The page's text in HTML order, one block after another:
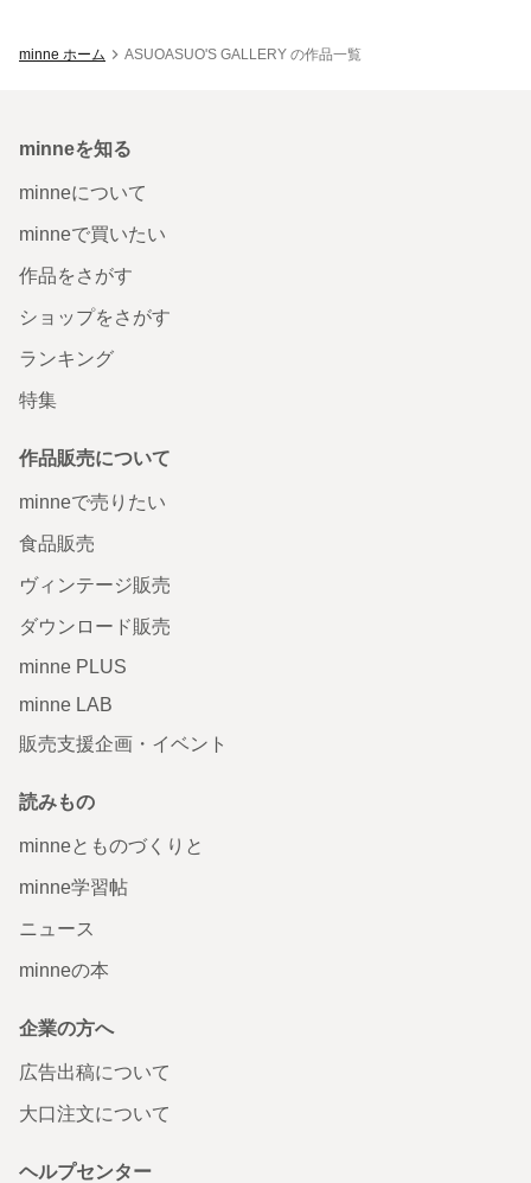
minne ホーム ASUOASUO'S GALLERY の作品一覧
minneを知る
minneについて
minneで買いたい
作品をさがす
ショップをさがす
ランキング
特集
作品販売について
minneで売りたい
食品販売
ヴィンテージ販売
ダウンロード販売
minne PLUS
minne LAB
販売支援企画・イベント
読みもの
minneとものづくりと
minne学習帖
ニュース
minneの本
企業の方へ
広告出稿について
大口注文について
ヘルプセンター